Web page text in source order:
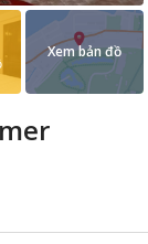
Xem bản đồ